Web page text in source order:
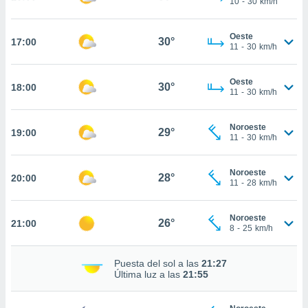
de que
sean
el sitio
para
ni para
aunque
no
17:00 30°
Oeste
11 - 30 km/h
18:00 30°
Oeste
11 - 30 km/h
19:00 29°
Noroeste
11 - 30 km/h
20:00 28°
Noroeste
11 - 28 km/h
21:00 26°
Noroeste
8 - 25 km/h
Puesta del sol a las 21:27
Última luz a las 21:55